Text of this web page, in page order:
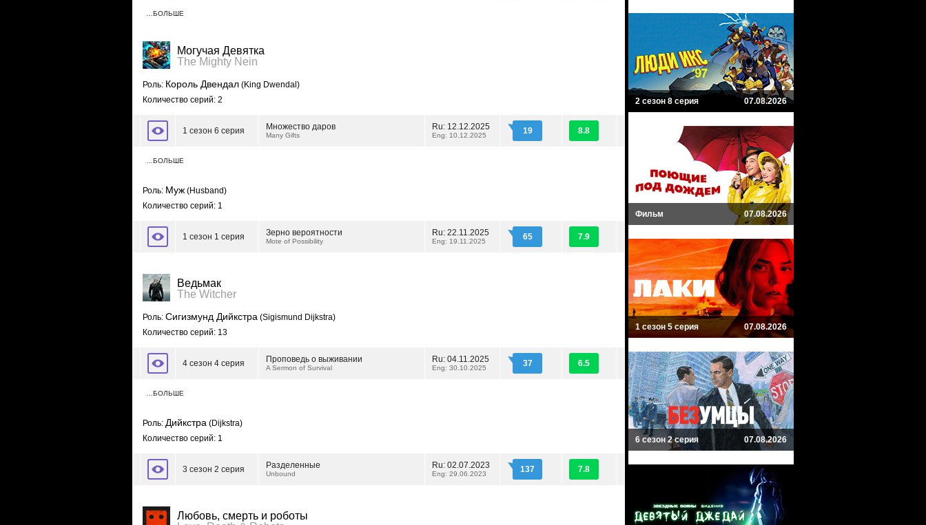
…БОЛЬШЕ
Могучая Девятка
The Mighty Nein
Роль: Король Двендал (King Dwendal)
Количество серий: 2
1 сезон 6 серия Множество даров
Many Gifts
Ru: 12.12.2025
Eng: 10.12.2025 19 8.8
…БОЛЬШЕ
Роль: Муж (Husband)
Количество серий: 1
1 сезон 1 серия Зерно вероятности
Mote of Possibility
Ru: 22.11.2025
Eng: 19.11.2025 65 7.9
Ведьмак
The Witcher
Роль: Сигизмунд Дийкстра (Sigismund Dijkstra)
Количество серий: 13
4 сезон 4 серия Проповедь о выживании
A Sermon of Survival
Ru: 04.11.2025
Eng: 30.10.2025 37 6.5
…БОЛЬШЕ
Роль: Дийкстра (Dijkstra)
Количество серий: 1
3 сезон 2 серия Разделенные
Unbound
Ru: 02.07.2023
Eng: 29.06.2023 137 7.8
Любовь, смерть и роботы
2 сезон 8 серия 07.08.2026
Фильм 07.08.2026
1 сезон 5 серия 07.08.2026
6 сезон 2 серия 07.08.2026